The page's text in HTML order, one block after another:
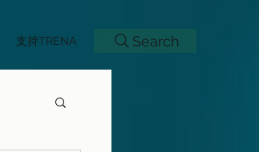
支持TRENA Search